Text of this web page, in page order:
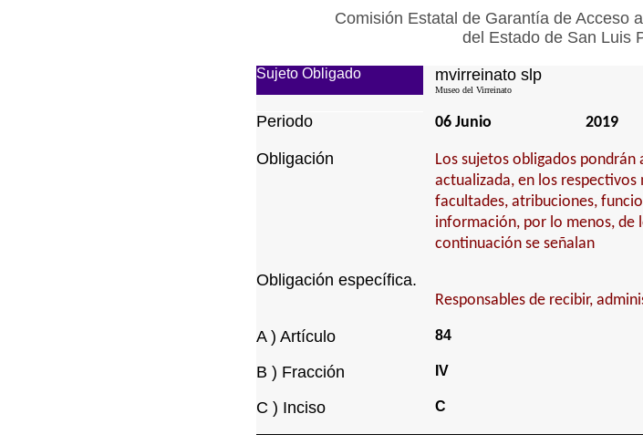
Comisión Estatal de Garantía de Acceso
del Estado de San Luis
Sujeto Obligado mvirreinato slp
Museo del Virreinato
Periodo 06 Junio 2019
Obligación
Los sujetos obligados
actualizada, en los
facultades, atribuciones,
información, por lo menos, de
continuación se señalan
Obligación específica.
Responsables de recibir,
A ) Artículo 84
B ) Fracción IV
C ) Inciso C